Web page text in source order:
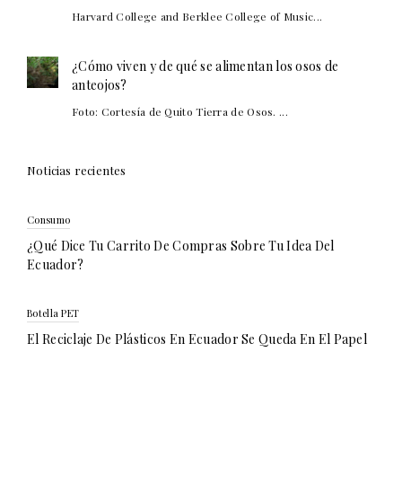
Harvard College and Berklee College of Music...
¿Cómo viven y de qué se alimentan los osos de
anteojos?
Foto: Cortesía de Quito Tierra de Osos. ...
Noticias recientes
Consumo
¿Qué Dice Tu Carrito De Compras Sobre Tu Idea Del
Ecuador?
Botella PET
El Reciclaje De Plásticos En Ecuador Se Queda En El Papel